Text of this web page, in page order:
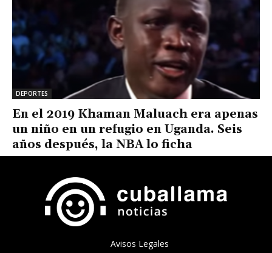
DEPORTES
En el 2019 Khaman Maluach era apenas
un niño en un refugio en Uganda. Seis
años después, la NBA lo ficha
Avisos Legales